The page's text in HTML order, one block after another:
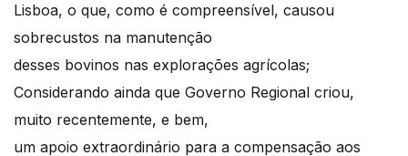
Lisboa, o que, como é compreensível, causou
sobrecustos na manutenção
desses bovinos nas explorações agrícolas;
Considerando ainda que Governo Regional criou,
muito recentemente, e bem,
um apoio extraordinário para a compensação aos